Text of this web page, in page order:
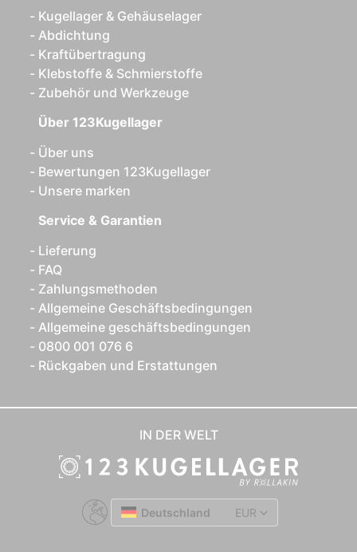
Kugellager & Gehäuselager
Abdichtung
Kraftübertragung
Klebstoffe & Schmierstoffe
Zubehör und Werkzeuge
Über 123Kugellager
Über uns
Bewertungen 123Kugellager
Unsere marken
Service & Garantien
Lieferung
FAQ
Zahlungsmethoden
Allgemeine Geschäftsbedingungen
Allgemeine geschäftsbedingungen
0800 001 076 6
Rückgaben und Erstattungen
IN DER WELT
Deutschland EUR